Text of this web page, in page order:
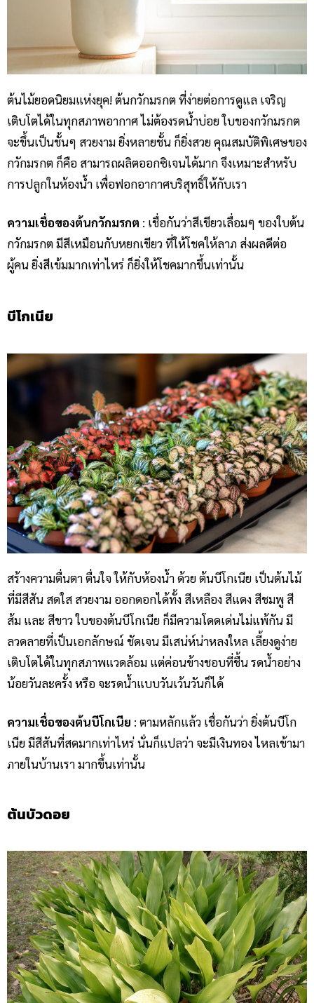
ต้นไม้ยอดนิยมแห่งยุค! ต้นกวักมรกต ที่ง่ายต่อการดูแล เจริญ
เติบโตได้ในทุกสภาพอากาศ ไม่ต้องรดน้ำบ่อย ใบของกวักมรกต
จะขึ้นเป็นชั้นๆ สวยงาม ยิ่งหลายชั้น ก็ยิ่งสวย คุณสมบัติพิเศษของ
กวักมรกต ก็คือ สามารถผลิตออกซิเจนได้มาก จึงเหมาะสำหรับ
การปลูกในห้องน้ำ เพื่อฟอกอากาศบริสุทธิ์ให้กับเรา
ความเชื่อของต้นกวักมรกต : เชื่อกันว่าสีเขียวเลื่อมๆ ของใบต้น
กวักมรกต มีสีเหมือนกับหยกเขียว ที่ให้โชคให้ลาภ ส่งผลดีต่อ
ผู้คน ยิ่งสีเข้มมากเท่าไหร่ ก็ยิ่งให้โชคมากขึ้นเท่านั้น
บีโกเนีย
สร้างความตื่นตา ตื่นใจ ให้กับห้องน้ำ ด้วย ต้นบีโกเนีย เป็นต้นไม้
ที่มีสีสัน สดใส สวยงาม ออกดอกได้ทั้ง สีเหลือง สีแดง สีชมพู สี
ส้ม และ สีขาว ใบของต้นบีโกเนีย ก็มีความโดดเด่นไม่แพ้กัน มี
ลวดลายที่เป็นเอกลักษณ์ ชัดเจน มีเสน่ห์น่าหลงใหล เลี้ยงดูง่าย
เติบโตได้ในทุกสภาพแวดล้อม แต่ค่อนข้างชอบที่ชื้น รดน้ำอย่าง
น้อยวันละครั้ง หรือ จะรดน้ำแบบวันเว้นวันก็ได้
ความเชื่อของต้นบีโกเนีย : ตามหลักแล้ว เชื่อกันว่า ยิ่งต้นบีโก
เนีย มีสีสันที่สดมากเท่าไหร่ นั่นก็แปลว่า จะมีเงินทอง ไหลเข้ามา
ภายในบ้านเรา มากขึ้นเท่านั้น
ต้นบัวดอย